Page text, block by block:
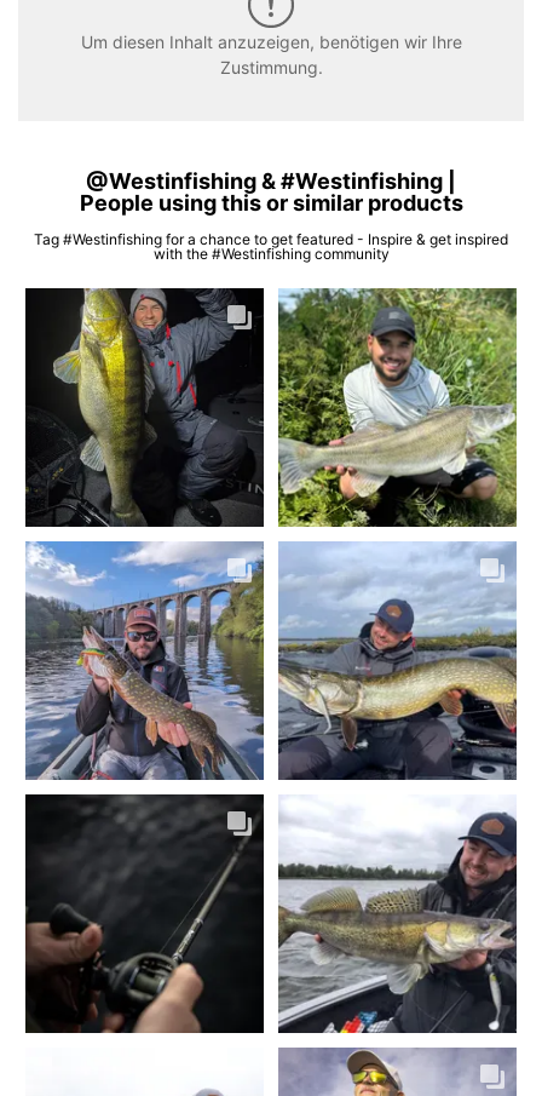
Um diesen Inhalt anzuzeigen, benötigen wir Ihre
Zustimmung.
@Westinfishing & #Westinfishing |
People using this or similar products
Tag #Westinfishing for a chance to get featured - Inspire & get inspired
with the #Westinfishing community